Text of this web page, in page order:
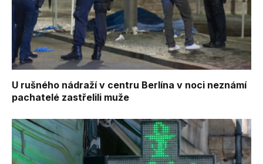
U rušného nádraží v centru Berlína v noci neznámí
pachatelé zastřelili muže